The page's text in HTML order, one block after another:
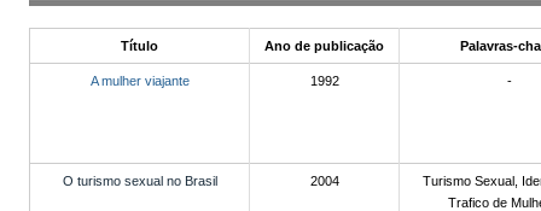
Título Ano de publicação Palavras-
A mulher viajante 1992 -
O turismo sexual no Brasil 2004
Turismo Sexual,
Trafico de